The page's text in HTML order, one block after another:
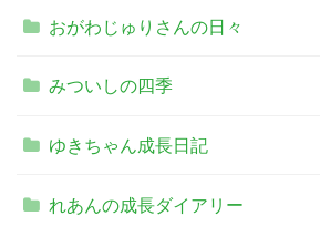
おがわじゅりさんの日々
みついしの四季
ゆきちゃん成長日記
れあんの成長ダイアリー